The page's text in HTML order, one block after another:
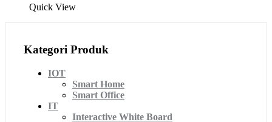
Quick View
Kategori Produk
IOT
Smart Home
Smart Office
IT
Interactive White Board